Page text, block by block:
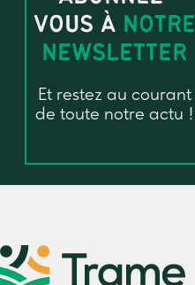
VOUS À NOTRE
NEWSLETTER
Et restez au courant
de toute notre actu !